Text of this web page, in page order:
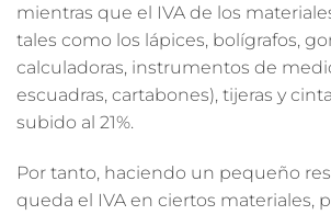
mientras que el IVA de los
tales como los lápices, bolígrafos,
calculadoras, instrumentos de
escuadras, cartabones), tijeras y
subido al 21%.
Por tanto, haciendo un pequeño
queda el IVA en ciertos materiales,